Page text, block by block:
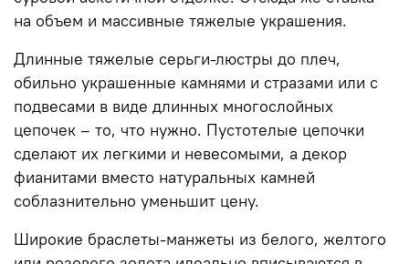
на объем и массивные тяжелые украшения.
Длинные тяжелые серьги-люстры до плеч,
обильно украшенные камнями и стразами или с
подвесами в виде длинных многослойных
цепочек – то, что нужно. Пустотелые цепочки
сделают их легкими и невесомыми, а декор
фианитами вместо натуральных камней
соблазнительно уменьшит цену.
Широкие браслеты-манжеты из белого, желтого